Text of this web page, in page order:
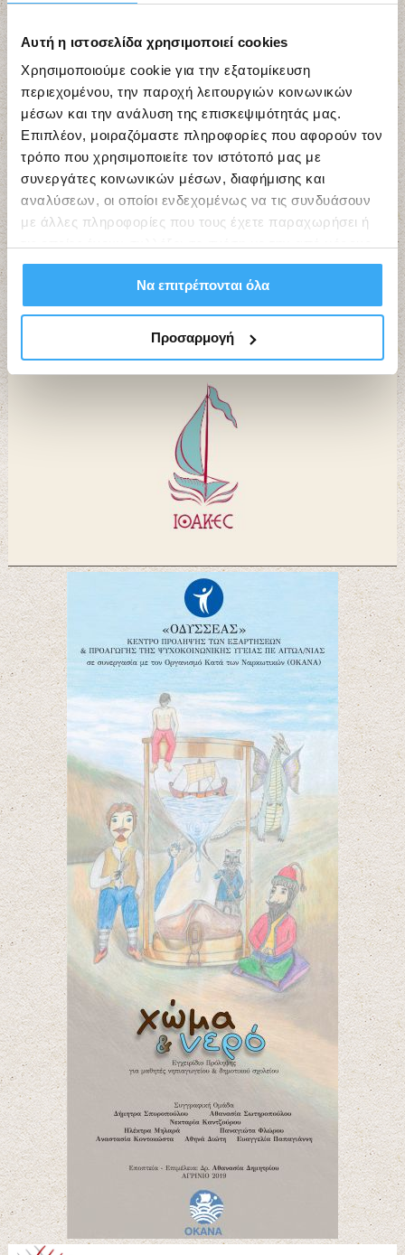
Αυτή η ιστοσελίδα χρησιμοποιεί cookies
Χρησιμοποιούμε cookie για την εξατομίκευση
περιεχομένου, την παροχή λειτουργιών κοινωνικών
μέσων και την ανάλυση της επισκεψιμότητάς μας.
Επιπλέον, μοιραζόμαστε πληροφορίες που αφορούν τον
τρόπο που χρησιμοποιείτε τον ιστότοπό μας με
συνεργάτες κοινωνικών μέσων, διαφήμισης και
αναλύσεων, οι οποίοι ενδεχομένως να τις συνδυάσουν
με άλλες πληροφορίες που τους έχετε παραχωρήσει ή
σας χρήση των υπηρεσιών τους.
Να επιτρέπονται όλα
Προσαρμογή
Εργαστήρια Τέχνης “ΙΘΑΚΕΣ”